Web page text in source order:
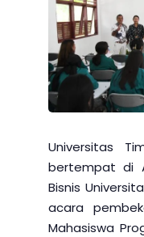
Universitas
bertempat di
Bisnis
acara
Mahasiswa